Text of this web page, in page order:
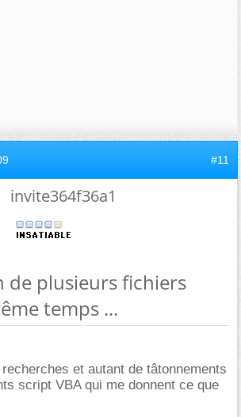
#11
invite364f36a1
de plusieurs fichiers
temps ...
et autant de tâtonnements
script VBA qui me donnent ce que